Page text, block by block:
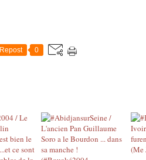
Repost 0